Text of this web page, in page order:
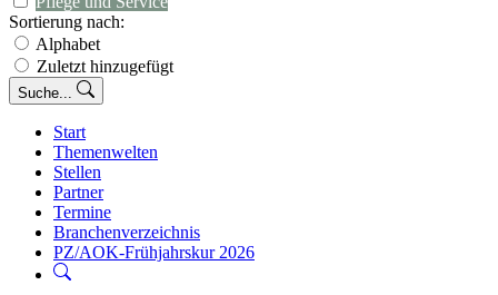
Sortierung nach:
Alphabet
Zuletzt hinzugefügt
Suche...
Start
Themenwelten
Stellen
Partner
Termine
Branchenverzeichnis
PZ/AOK-Frühjahrskur 2026